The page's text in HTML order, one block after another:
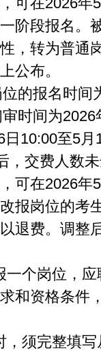
阶段报名。
，转为普通
公布。
报名时间
时间为
10:00至5月
交费人数未
可在2026年
报岗位的考
退费。调整
个岗位，应
和资格条
须完整填写